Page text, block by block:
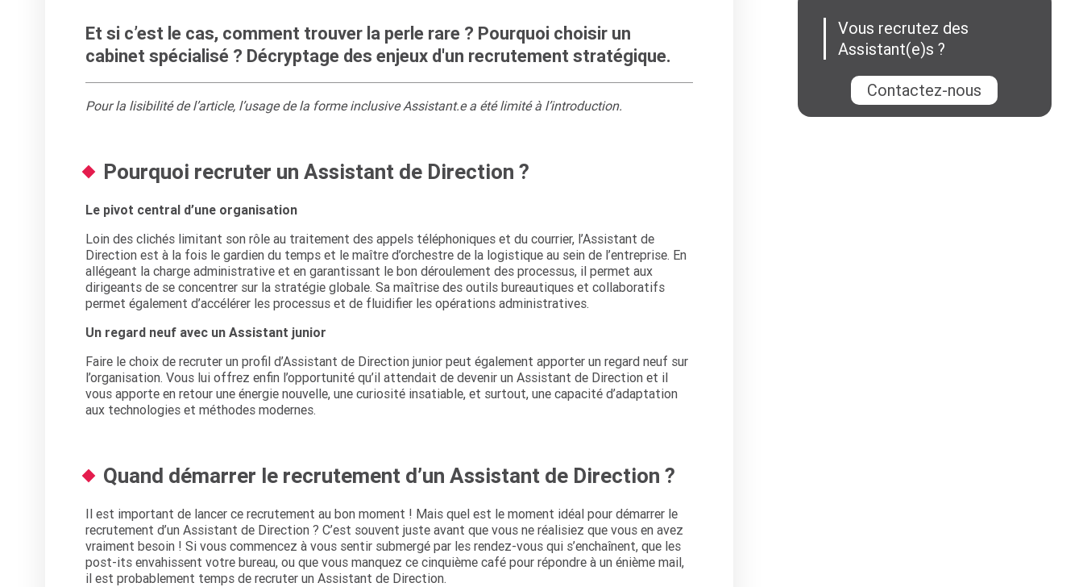
Et si c’est le cas, comment trouver la perle rare ? Pourquoi choisir un
cabinet spécialisé ? Décryptage des enjeux d'un recrutement stratégique.
Pour la lisibilité de l’article, l’usage de la forme inclusive Assistant.e a été limité à l’introduction.
Pourquoi recruter un Assistant de Direction ?
Le pivot central d’une organisation
Loin des clichés limitant son rôle au traitement des appels téléphoniques et du courrier, l’Assistant de
Direction est à la fois le gardien du temps et le maître d’orchestre de la logistique au sein de l’entreprise. En
allégeant la charge administrative et en garantissant le bon déroulement des processus, il permet aux
dirigeants de se concentrer sur la stratégie globale. Sa maîtrise des outils bureautiques et collaboratifs
permet également d’accélérer les processus et de fluidifier les opérations administratives.
Un regard neuf avec un Assistant junior
Faire le choix de recruter un profil d’Assistant de Direction junior peut également apporter un regard neuf sur
l’organisation. Vous lui offrez enfin l’opportunité qu’il attendait de devenir un Assistant de Direction et il
vous apporte en retour une énergie nouvelle, une curiosité insatiable, et surtout, une capacité d’adaptation
aux technologies et méthodes modernes.
Quand démarrer le recrutement d’un Assistant de Direction ?
Il est important de lancer ce recrutement au bon moment ! Mais quel est le moment idéal pour démarrer le
recrutement d’un Assistant de Direction ? C’est souvent juste avant que vous ne réalisiez que vous en avez
vraiment besoin ! Si vous commencez à vous sentir submergé par les rendez-vous qui s’enchaînent, que les
post-its envahissent votre bureau, ou que vous manquez ce cinquième café pour répondre à un énième mail,
il est probablement temps de recruter un Assistant de Direction.
Vous recrutez des
Assistant(e)s ?
Contactez-nous